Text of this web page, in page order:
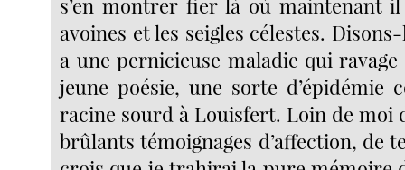
s’en montrer fier là où maintenant
avoines et les seigles célestes.
a une pernicieuse maladie qui
jeune poésie, une sorte d’épidémie
racine sourd à Louisfert. Loin de moi
brûlants témoignages d’affection, de